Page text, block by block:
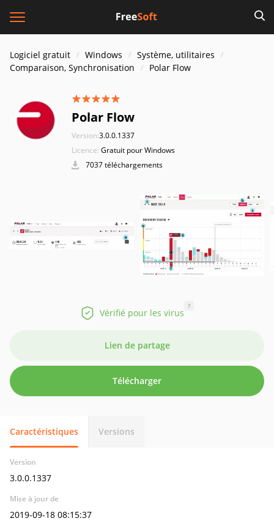
Logiciel gratuit Windows
Système, utilitaires
Comparaison, Synchronisation
Polar Flow
Polar Flow
Version:3.0.0.1337
Licence: Gratuit pour Windows
7037 téléchargements
Vérifié pour les virus
?
Lien de partage
Télécharger
Caractéristiques Versions
Version
3.0.0.1337
Mise à jour de
2019-09-18 08:15:37